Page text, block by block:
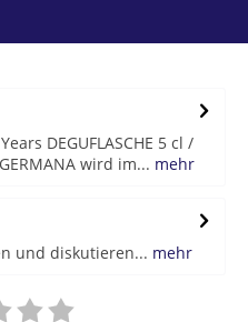
DEGUFLASCHE 5 cl /
wird im... mehr
und diskutieren... mehr